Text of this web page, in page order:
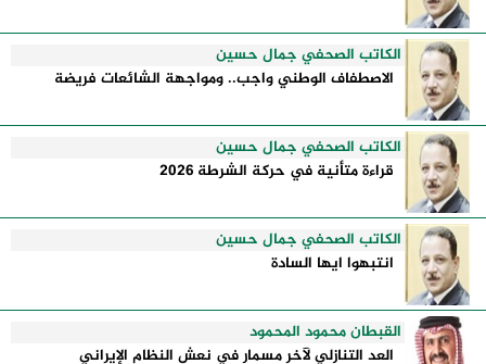
الكاتب الصحفي جمال حسين
الاصطفاف الوطني واجب.. ومواجهة الشائعات فريضة
الكاتب الصحفي جمال حسين
قراءة متأنية في حركة الشرطة 2026
الكاتب الصحفي جمال حسين
انتبهوا ايها السادة
القبطان محمود المحمود
العد التنازلي لآخر مسمار في نعش النظام الإيراني